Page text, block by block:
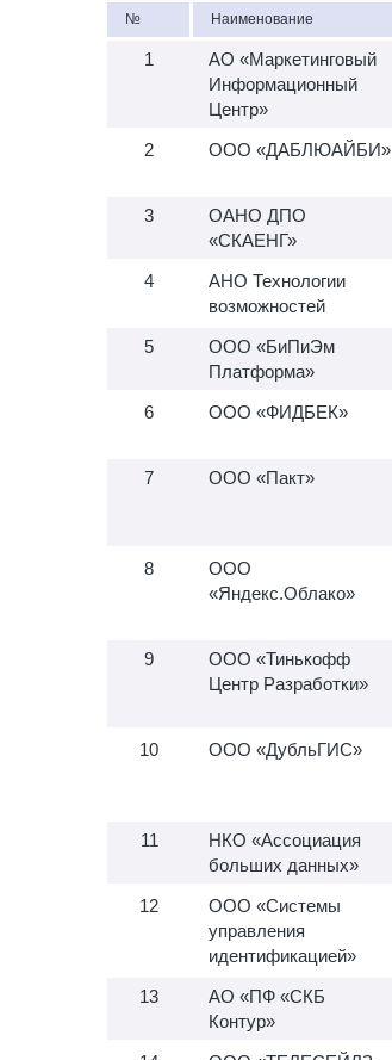
№ Наименование
АО «Маркетинговый
Информационный
Центр»
ООО «ДАБЛЮАЙБИ»
ОАНО ДПО
«СКАЕНГ»
АНО Технологии
возможностей
ООО «БиПиЭм
Платформа»
ООО «ФИДБЕК»
ООО «Пакт»
ООО
«Яндекс.Облако»
ООО «Тинькофф
Центр Разработки»
ООО «ДубльГИС»
НКО «Ассоциация
больших данных»
ООО «Системы
управления
идентификацией»
АО «ПФ «СКБ
Контур»